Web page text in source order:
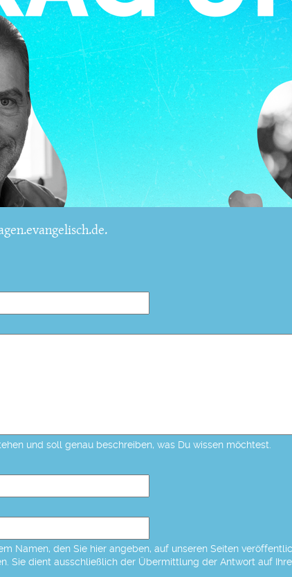
und soll genau beschreiben, was Du wissen möchtest.
Namen, den Sie hier angeben, auf unseren Seiten
Sie dient ausschließlich der Übermittlung der Antwort auf Ihre